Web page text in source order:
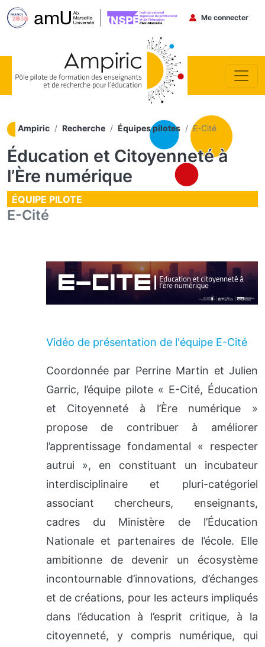
Menu du
Me connecter
Ampiric Recherche Équipes pilotes E-Cité
Éducation et Citoyenneté à
l’Ère numérique
ÉQUIPE PILOTE
E-Cité
Vidéo de présentation de l'équipe E-Cité
Coordonnée par Perrine Martin et Julien
Garric, l’équipe pilote « E-Cité, Éducation
et Citoyenneté à l’Ère numérique »
propose de contribuer à améliorer
l’apprentissage fondamental « respecter
autrui », en constituant un incubateur
interdisciplinaire et pluri-catégoriel
associant chercheurs, enseignants,
cadres du Ministère de l’Éducation
Nationale et partenaires de l’école. Elle
ambitionne de devenir un écosystème
incontournable d’innovations, d’échanges
et de créations, pour les acteurs impliqués
dans l’éducation à l’esprit critique, à la
citoyenneté, y compris numérique, qui